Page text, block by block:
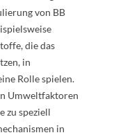
von BB
die das
in
Rolle spielen.
Umweltfaktoren
zu speziell
in